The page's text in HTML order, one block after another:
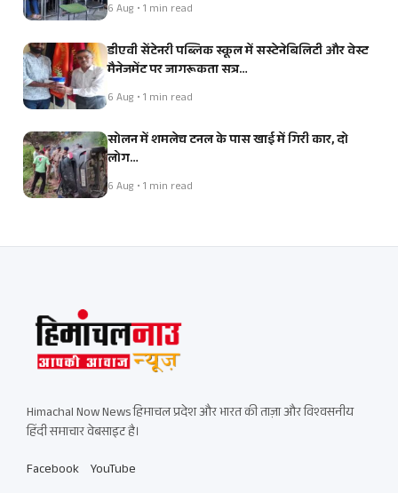
6 Aug • 1 min read
डीएवी सेंटेनरी पब्लिक स्कूल में सस्टेनेबिलिटी और वेस्ट
मैनेजमेंट पर जागरूकता सत्र…
6 Aug • 1 min read
सोलन में शमलेच टनल के पास खाई में गिरी कार, दो
लोग…
6 Aug • 1 min read
Himachal Now News हिमाचल प्रदेश और भारत की ताज़ा और विश्वसनीय
हिंदी समाचार वेबसाइट है।
Facebook YouTube